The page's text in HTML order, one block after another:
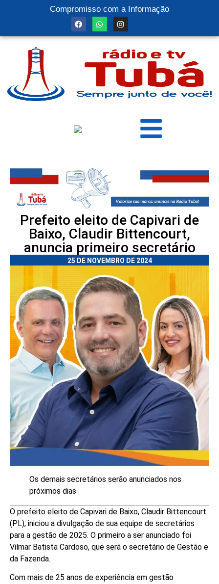
Compromisso com a Informação
Prefeito eleito de Capivari de
Baixo, Claudir Bittencourt,
anuncia primeiro secretário
25 DE NOVEMBRO DE 2024
Os demais secretários serão anunciados nos
próximos dias
O prefeito eleito de Capivari de Baixo, Claudir Bittencourt
(PL), iniciou a divulgação de sua equipe de secretários
para a gestão de 2025. O primeiro a ser anunciado foi
Vilmar Batista Cardoso, que será o secretário de Gestão e
da Fazenda.
Com mais de 25 anos de experiência em gestão